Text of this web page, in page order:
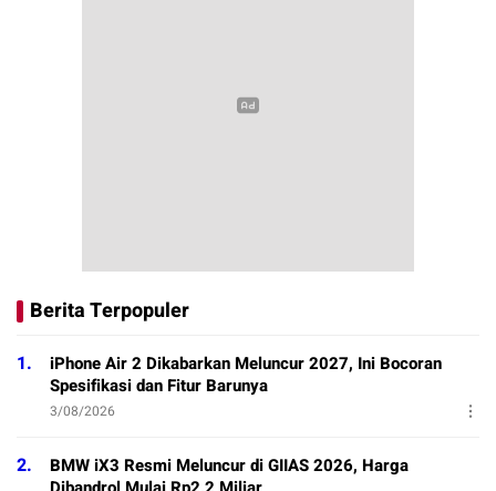
Berita Terpopuler
1.
iPhone Air 2 Dikabarkan Meluncur 2027, Ini Bocoran
Spesifikasi dan Fitur Barunya
3/08/2026
2.
BMW iX3 Resmi Meluncur di GIIAS 2026, Harga